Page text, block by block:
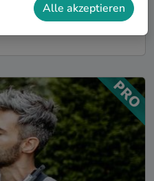
So funktioniert's!
Alle akzeptieren